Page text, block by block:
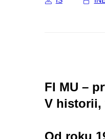
FI MU –
V historii,
Od roku